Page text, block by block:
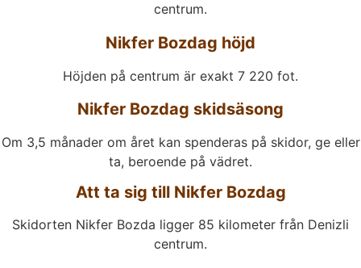
centrum.
Nikfer Bozdag höjd
Höjden på centrum är exakt 7 220 fot.
Nikfer Bozdag skidsäsong
Om 3,5 månader om året kan spenderas på skidor, ge eller
ta, beroende på vädret.
Att ta sig till Nikfer Bozdag
Skidorten Nikfer Bozda ligger 85 kilometer från Denizli
centrum.